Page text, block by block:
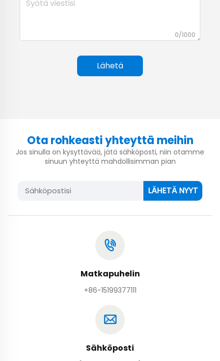
0/1000
Lähetä
Ota rohkeasti yhteyttä meihin
Jos sinulla on kysyttävää, jätä sähköposti, niin otamme
sinuun yhteyttä mahdollisimman pian
LÄHETÄ NYYT
Matkapuhelin
+86-15199377111
Sähköposti